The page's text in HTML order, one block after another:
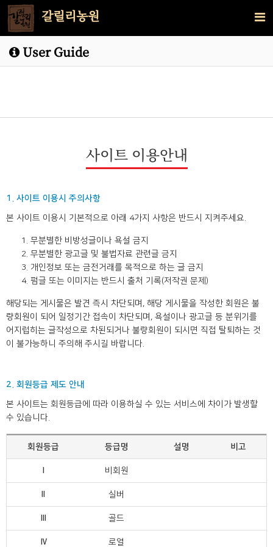
갈릴리농원
User Guide
사이트 이용안내
1. 사이트 이용시 주의사항
본 사이트 이용시 기본적으로 아래 4가지 사항은 반드시 지켜주세요.
무분별한 비방성글이나 욕설 금지
무분별한 광고글 및 불법자료 관련글 금지
개인정보 또는 금전거래를 목적으로 하는 글 금지
펌글 또는 이미지는 반드시 출처 기록(저작권 문제)
해당되는 게시물은 발견 즉시 차단되며, 해당 게시물을 작성한 회원은 불
량회원이 되어 일정기간 접속이 차단되며, 욕설이나 광고글 등 분위기를
어지럽히는 글작성으로 차된되거나 불량회원이 되시면 직접 탈퇴하는 것
이 불가능하니 주의해 주시길 바랍니다.
2. 회원등급 제도 안내
본 사이트는 회원등급에 따라 이용하실 수 있는 서비스에 차이가 발생할
수 있습니다.
회원등급 등급명 설명 비고
비회원
실버
골드
Ⅳ 로열